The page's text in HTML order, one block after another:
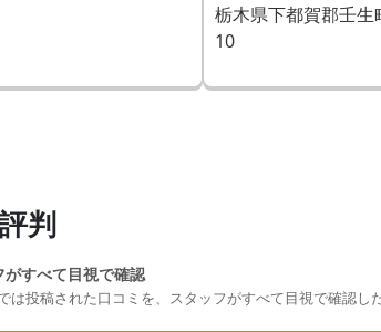
栃木県下都賀郡壬
10
判
すべて目視で確認
は投稿された口コミを、スタッフがすべて目視で確認し